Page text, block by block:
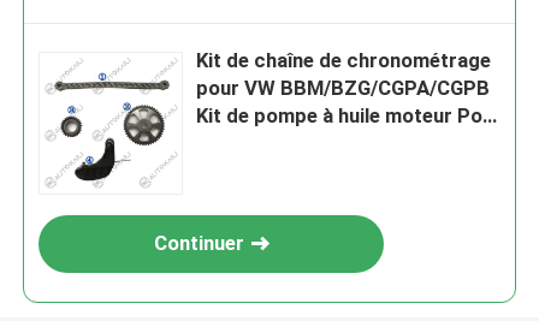
Kit de chaîne de chronométrage
pour VW BBM/BZG/CGPA/CGPB
Kit de pompe à huile moteur Polo
Continuer